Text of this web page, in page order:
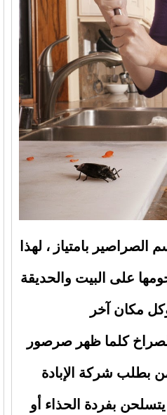
بامتياز ، لهذا
على البيت والحديقة
مكان آخر
كلما ظهر صرصور
بطلب شركة الإبادة
يتسلحن بفردة الحذاء أو